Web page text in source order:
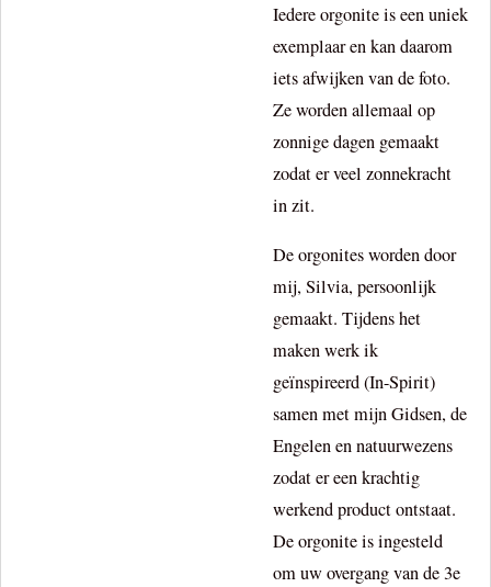
Iedere orgonite is een uniek
exemplaar en kan daarom
iets afwijken van de foto.
Ze worden allemaal op
zonnige dagen gemaakt
zodat er veel zonnekracht
in zit.
De orgonites worden door
mij, Silvia, persoonlijk
gemaakt. Tijdens het
maken werk ik
geïnspireerd (In-Spirit)
samen met mijn Gidsen, de
Engelen en natuurwezens
zodat er een krachtig
werkend product ontstaat.
De orgonite is ingesteld
om uw overgang van de 3e